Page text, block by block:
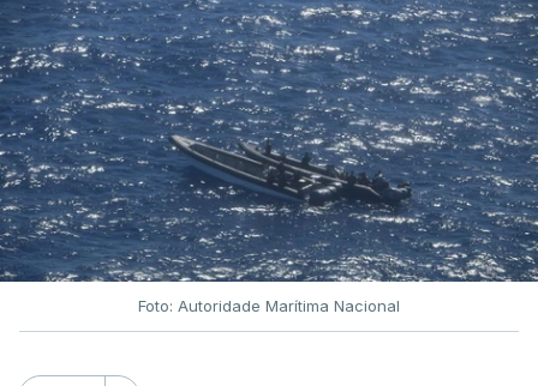
Foto: Autoridade Marítima Nacional